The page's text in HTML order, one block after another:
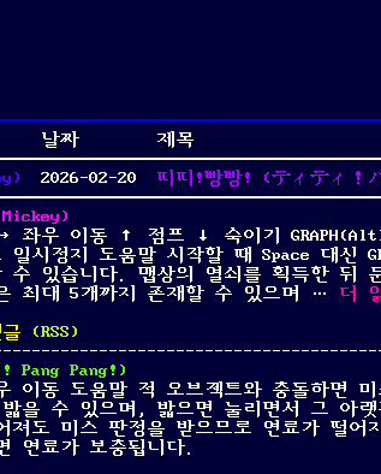
날짜
제목
2026-02-20
띠띠!빵빵! (ティティ！
좌우 이동 ↑ 점프 ↓ 숙이기
일시정지 도움말 시작할 때 Space 대신
있습니다. 맵상의 열쇠를 획득한 뒤
최대 5개까지 존재할 수 있으며 … “꾀
더
(RSS)
Pang Pang!)
동 도움말 적 오브젝트와 충돌하면
을 수 있으며, 밟으면 눌리면서 그 아
도 미스 판정을 받으므로 연료가 떨어
연료가 보충됩니다.